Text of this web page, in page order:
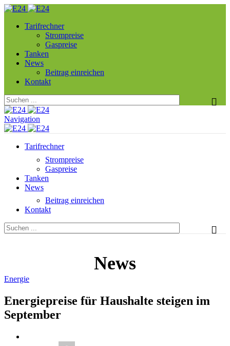
Tarifrechner
Strompreise
Gaspreise
Tanken
News
Beitrag einreichen
Kontakt
Navigation
Tarifrechner
Strompreise
Gaspreise
Tanken
News
Beitrag einreichen
Kontakt
News
Energie
Energiepreise für Haushalte steigen im
September